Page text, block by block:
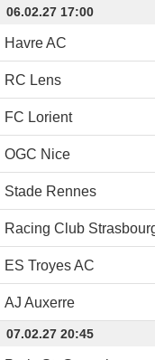
06.02.27 17:00
Havre AC
RC Lens
FC Lorient
OGC Nice
Stade Rennes
Racing Club
ES Troyes AC
AJ Auxerre
07.02.27 20:45